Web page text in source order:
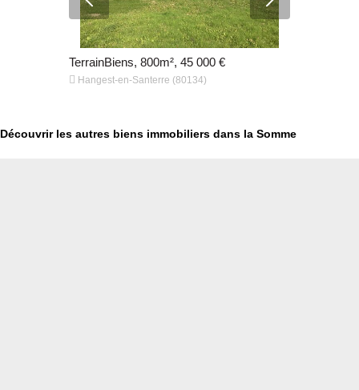
TerrainBiens, 800m², 45 000 €
 Hangest-en-Santerre (80134)
Découvrir les autres biens immobiliers dans la Somme